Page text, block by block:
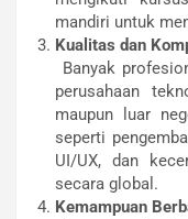
mandiri untuk
Kualitas dan
Banyak
perusahaan
maupun luar
seperti
UI/UX, dan
secara global.
Kemampuan